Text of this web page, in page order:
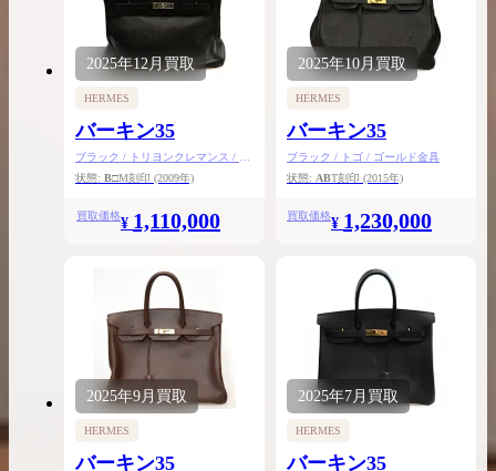
2025年12月買取
HERMES
バーキン35
ブラック / トリヨンクレマンス / シ
ルバー金具
状態: B□M刻印 (2009年)
買取価格¥ 1,110,000
2025年10月買取
HERMES
バーキン35
ブラック / トゴ / ゴールド金具
状態: ABT刻印 (2015年)
買取価格¥ 1,230,000
2025年9月 買取
HERMES
バーキン35
2025年7月買取
HERMES
バーキン35